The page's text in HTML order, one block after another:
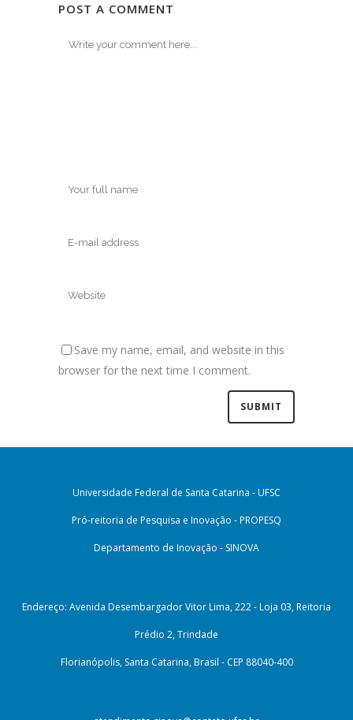
POST A COMMENT
Save my name, email, and website in this
browser for the next time I comment.
Universidade Federal de Santa Catarina - UFSC
Pró-reitoria de Pesquisa e Inovação - PROPESQ
Departamento de Inovação - SINOVA
Endereço: Avenida Desembargador Vitor Lima, 222 - Loja 03, Reitoria
Prédio 2, Trindade
Florianópolis, Santa Catarina, Brasil - CEP 88040-400